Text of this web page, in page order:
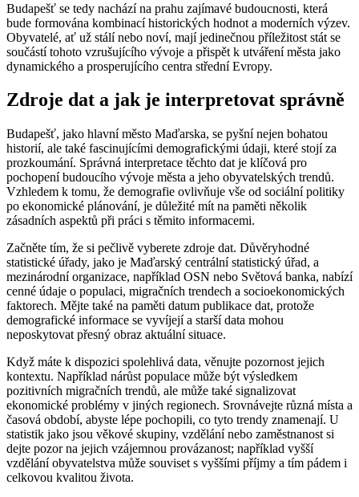
Budapešť se tedy nachází na prahu zajímavé budoucnosti, která
bude formována kombinací historických hodnot a moderních výzev.
Obyvatelé, ať už stálí nebo noví, mají jedinečnou příležitost stát se
součástí tohoto vzrušujícího vývoje a přispět k utváření města jako
dynamického a prosperujícího centra střední Evropy.
Zdroje dat a jak je interpretovat správně
Budapešť, jako hlavní město Maďarska, se pyšní nejen bohatou
historií, ale také fascinujícími demografickými údaji, které stojí za
prozkoumání. Správná interpretace těchto dat je klíčová pro
pochopení budoucího vývoje města a jeho obyvatelských trendů.
Vzhledem k tomu, že demografie ovlivňuje vše od sociální politiky
po ekonomické plánování, je důležité mít na paměti několik
zásadních aspektů při práci s těmito informacemi.
Začněte tím, že si pečlivě vyberete zdroje dat. Důvěryhodné
statistické úřady, jako je Maďarský centrální statistický úřad, a
mezinárodní organizace, například OSN nebo Světová banka, nabízí
cenné údaje o populaci, migračních trendech a socioekonomických
faktorech. Mějte také na paměti datum publikace dat, protože
demografické informace se vyvíjejí a starší data mohou
neposkytovat přesný obraz aktuální situace.
Když máte k dispozici spolehlivá data, věnujte pozornost jejich
kontextu. Například nárůst populace může být výsledkem
pozitivních migračních trendů, ale může také signalizovat
ekonomické problémy v jiných regionech. Srovnávejte různá místa a
časová období, abyste lépe pochopili, co tyto trendy znamenají. U
statistik jako jsou věkové skupiny, vzdělání nebo zaměstnanost si
dejte pozor na jejich vzájemnou provázanost; například vyšší
vzdělání obyvatelstva může souviset s vyššími příjmy a tím pádem i
celkovou kvalitou života.